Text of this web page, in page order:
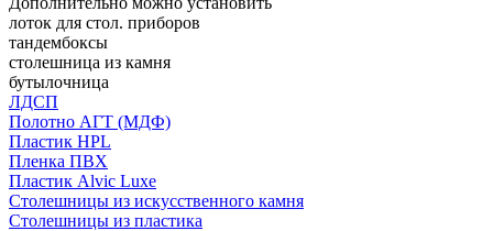
лоток для стол. приборов
тандембоксы
столешница из камня
бутылочница
ЛДСП
Полотно АГТ (МДФ)
Пластик HPL
Пленка ПВХ
Пластик Alvic Luxe
Столешницы из искусственного камня
Столешницы из пластика